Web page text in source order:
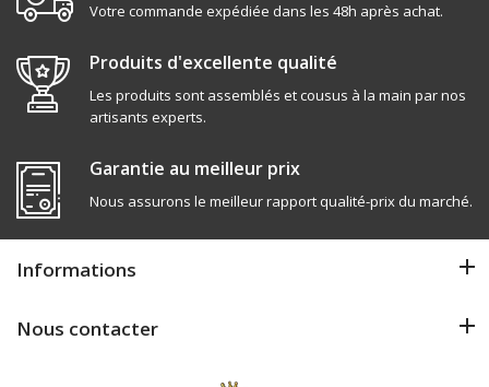
Votre commande expédiée dans les 48h après achat.
Produits d'excellente qualité
Les produits sont assemblés et cousus à la main par nos
artisants experts.
Garantie au meilleur prix
Nous assurons le meilleur rapport qualité-prix du marché.
Informations
Nous contacter